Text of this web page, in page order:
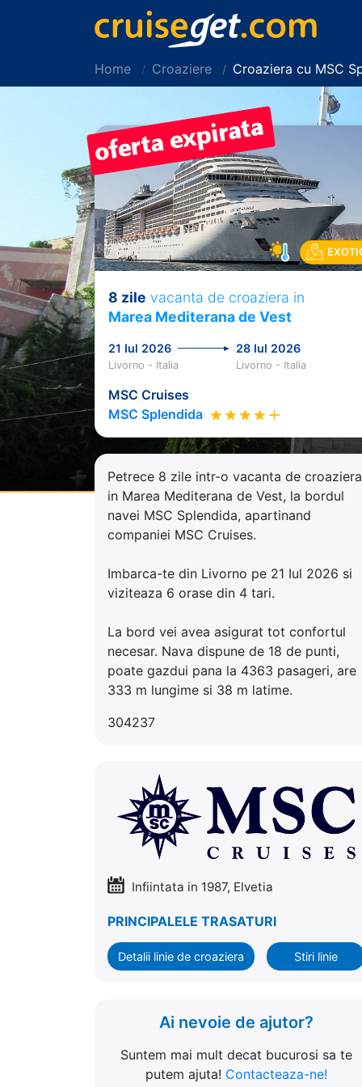
Home Croaziere Croaziera cu MSC
Previous
8 zile vacanta de croaziera in
Marea Mediterana de Vest
21 Iul 2026 28 Iul 2026
Livorno - Italia Livorno - Italia
MSC Cruises
MSC Splendida
Petrece 8 zile intr-o vacanta de croaziera
in Marea Mediterana de Vest, la bordul
navei MSC Splendida, apartinand
companiei MSC Cruises.
Imbarca-te din Livorno pe 21 Iul 2026 si
viziteaza 6 orase din 4 tari.
La bord vei avea asigurat tot confortul
necesar. Nava dispune de 18 de punti,
poate gazdui pana la 4363 pasageri, are
333 m lungime si 38 m latime.
304237
Infiintata in 1987, Elvetia
PRINCIPALELE TRASATURI
Detalii linie de croaziera Stiri linie
Ai nevoie de ajutor?
Suntem mai mult decat bucurosi sa te
putem ajuta! Contacteaza-ne!